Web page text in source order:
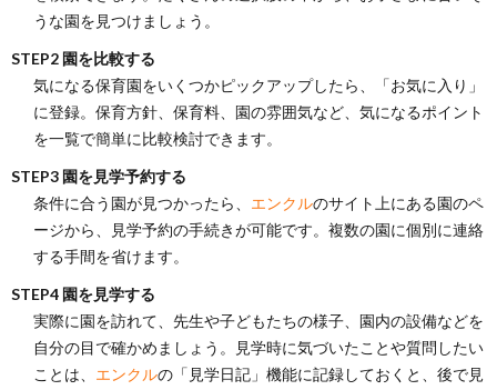
うな園を見つけましょう。
STEP2 園を比較する
気になる保育園をいくつかピックアップしたら、「お気に入り」
に登録。保育方針、保育料、園の雰囲気など、気になるポイント
を一覧で簡単に比較検討できます。
STEP3 園を見学予約する
条件に合う園が見つかったら、 エンクルのサイト上にある園のペ
ージから、見学予約の手続きが可能です。複数の園に個別に連絡
する手間を省けます。
STEP4 園を見学する
実際に園を訪れて、先生や子どもたちの様子、園内の設備などを
自分の目で確かめましょう。見学時に気づいたことや質問したい
ことは、 エンクルの「見学日記」機能に記録しておくと、後で見